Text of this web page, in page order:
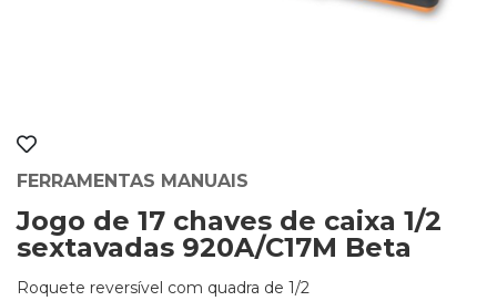
FERRAMENTAS MANUAIS
Jogo de 17 chaves de caixa 1/2
sextavadas 920A/C17M Beta
Roquete reversível com quadra de 1/2